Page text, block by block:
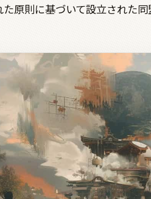
た原則に基づいて設立された